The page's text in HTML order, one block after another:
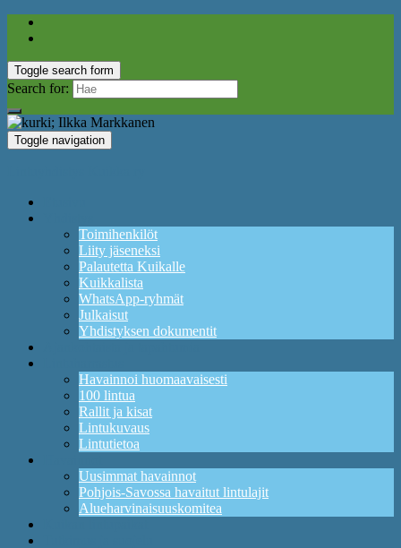
Toggle search form
Search for:
Toggle navigation
Toimihenkilöt
Liity jäseneksi
Palautetta Kuikalle
Kuikkalista
WhatsApp-ryhmät
Julkaisut
Yhdistyksen dokumentit
Havainnoi huomaavaisesti
100 lintua
Rallit ja kisat
Lintukuvaus
Lintutietoa
Uusimmat havainnot
Pohjois-Savossa havaitut lintulajit
Alueharvinaisuuskomitea